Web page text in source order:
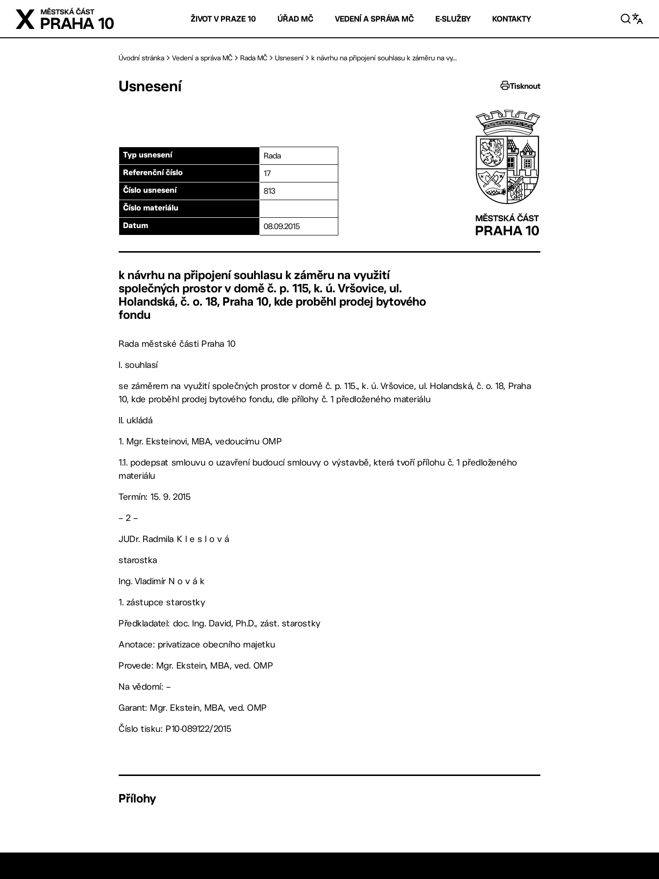
Přejít na hlavní obsah
ŽIVOT V PRAZE 10 ÚŘAD MČ VEDENÍ A SPRÁVA MČ E-SLUŽBY KONTAKTY
Úvodní stránka Vedení a správa MČ Rada MČ Usnesení k návrhu na připojení souhlasu k záměru na vy...
Usnesení Tisknout
Typ usnesení Rada
Referenční číslo 17
Číslo usnesení 813
Číslo materiálu
Datum 08.09.2015
k návrhu na připojení souhlasu k záměru na využití
společných prostor v domě č. p. 115, k. ú. Vršovice, ul.
Holandská, č. o. 18, Praha 10, kde proběhl prodej bytového
fondu
Rada městské části Praha 10
I. souhlasí
se záměrem na využití společných prostor v domě č. p. 115., k. ú. Vršovice, ul. Holandská, č. o. 18, Praha
10, kde proběhl prodej bytového fondu, dle přílohy č. 1 předloženého materiálu
II. ukládá
1. Mgr. Eksteinovi, MBA, vedoucímu OMP
1.1. podepsat smlouvu o uzavření budoucí smlouvy o výstavbě, která tvoří přílohu č. 1 předloženého
materiálu
Termín: 15. 9. 2015
– 2 –
JUDr. Radmila K l e s l o v á
starostka
Ing. Vladimír N o v á k
1. zástupce starostky
Předkladatel: doc. Ing. David, Ph.D., zást. starostky
Anotace: privatizace obecního majetku
Provede: Mgr. Ekstein, MBA, ved. OMP
Na vědomí: –
Garant: Mgr. Ekstein, MBA, ved. OMP
Číslo tisku: P10-089122/2015
Přílohy